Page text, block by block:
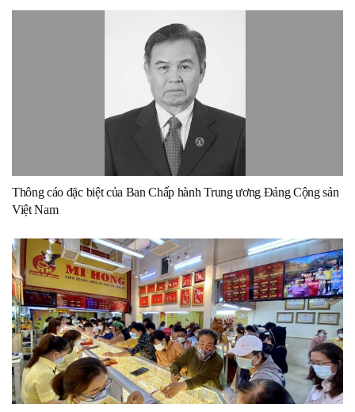
Thông cáo đặc biệt của Ban Chấp hành Trung ương Đảng Cộng sản
Việt Nam